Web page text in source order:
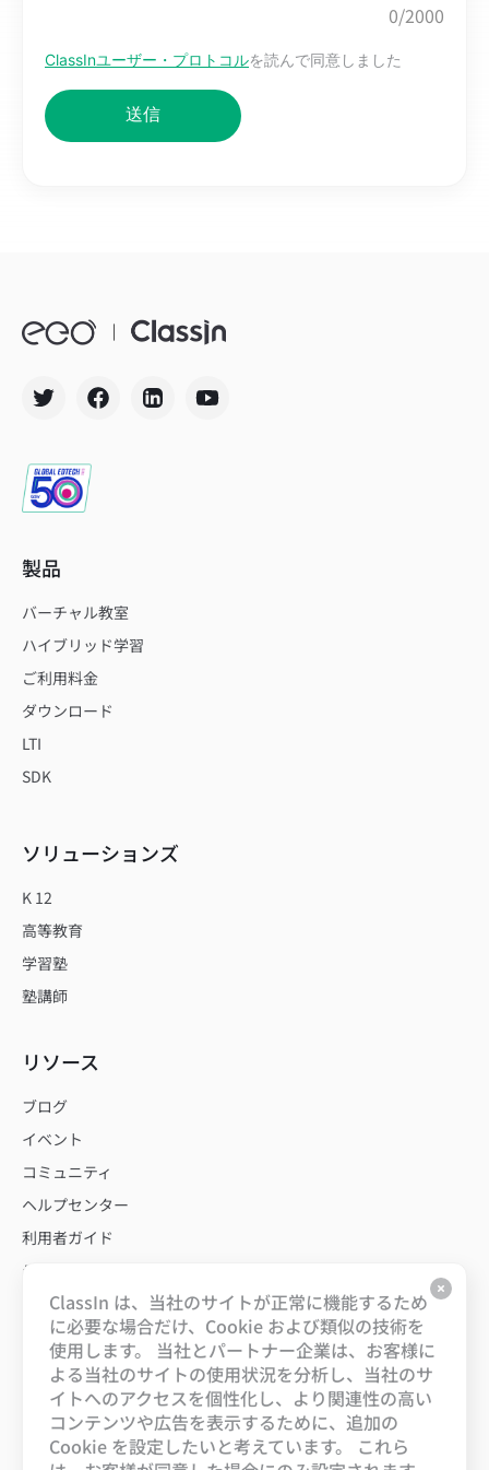
ClassIn は、当社のサイトが正常に機能するため
に必要な場合だけ、Cookie および類似の技術を
使用します。 当社とパートナー企業は、お客様に
よる当社のサイトの使用状況を分析し、当社のサ
イトへのアクセスを個性化し、より関連性の高い
コンテンツや広告を表示するために、追加の
Cookie を設定したいと考えています。 これら
0/2000
ClassInユーザー・プロトコルを読んで同意しました
送信
製品
バーチャル教室
ハイブリッド学習
ご利用料金
ダウンロード
LTI
SDK
ソリューションズ
K 12
高等教育
学習塾
塾講師
リソース
ブログ
イベント
コミュニティ
ヘルプセンター
利用者ガイド
テンプレート
私たちについて
当社について
キャリア
お問い合わせ